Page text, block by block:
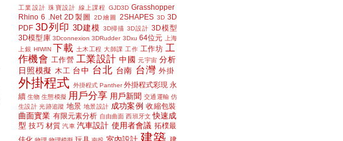
工業設計 珠寶設計 線上課程 GJD3D Grasshopper
Rhino 6
.Net 2D製圖 2D繪圖 2SHAPES 3D 3D
PDF 3D列印 3D建模 3D掃描 3D設計 3D模型
3D模型庫 3Dconnexion 3DRudder 3Dxu 64位元
上海
上銀 HIWIN 下載 土木工程 大師課 工作 工作坊 工
作機會 工作營 工業設計 中國 元宇宙 分析
日照模擬
木工 台中 台北 台南 台灣 外掛
外掛程式 外掛程式 Panther 外掛程式彩現 永
續 生物 生態模擬 用戶分享 用戶新聞 交通運輸 仿
生設計 光跡追蹤 地景 地景設計 成功案例 收縮包裝
曲面實業 有限元素分析 自由曲面 西班牙文 快速成
型 技巧 材質 汽車 汽車設計 使用者會議 拓樸最
建築